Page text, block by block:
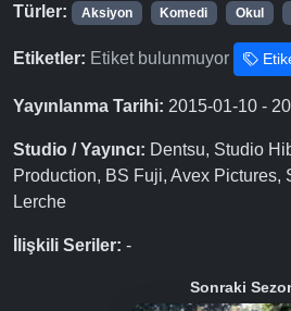
Türler: Aksiyon Komedi Okul
Etiketler: Etiket bulunmuyor
Yayınlanma Tarihi: 2015-01-10 -
Studio / Yayıncı: Dentsu, Studio
Production, BS Fuji, Avex Pictures,
Lerche
İlişkili Seriler: -
Sonraki